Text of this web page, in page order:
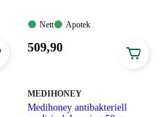
Nett:
Nett
Apotek:
Apotek
Pris:
509,90
MERKE:
MEDIHONEY
Medihoney antibakteriell